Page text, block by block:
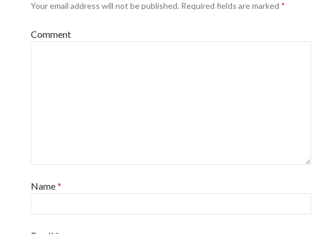
Your email address will not be published. Required fields are marked *
Comment
Name*